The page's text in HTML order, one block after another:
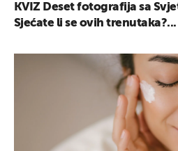
KVIZ Deset fotografija sa
Sjećate li se ovih trenutaka?...